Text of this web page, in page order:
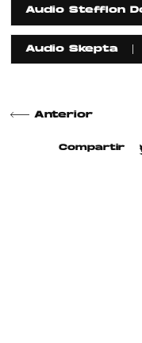
Audio Stefflon
Audio Skepta
Anterior
Compartir